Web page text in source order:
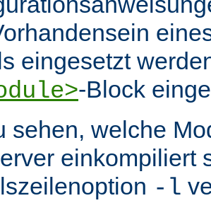
eingesetzt
-Block
sehen, welche
einkompiliert
-l